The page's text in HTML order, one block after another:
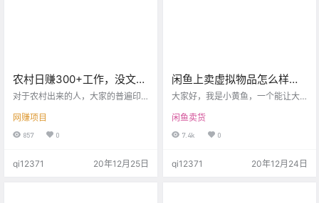
农村日赚300+工作，没文化
也能做
对于农村出来的人，大家的普遍印
责，过去农村的普遍经济状况不好
的时候，确实是这样。 然而伴随着
小公主、小太子，整体吃苦耐劳能
网赚项目
857 0
qi12371 20年12月25日
闲鱼上卖虚拟物品怎么样才
不会违规？来打点预防针！
大家好，我是小黄鱼，一个能让大
伙！ 今天我们的话题是：闲鱼咸鱼
上可以卖虚拟物品么？ 这是很多小
料、游戏道具、点卡等）。但实际
闲鱼卖货
7.4k 0
qi12371 20年12月24日